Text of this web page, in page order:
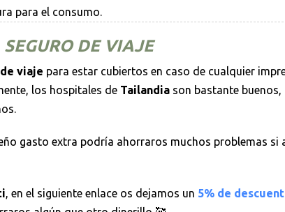
para el consumo.
SEGURO DE VIAJE
viaje para estar cubiertos en caso de cualquier
los hospitales de Tailandia son bastante
gasto extra podría ahorraros muchos problemas si
, en el siguiente enlace os dejamos un 5% de